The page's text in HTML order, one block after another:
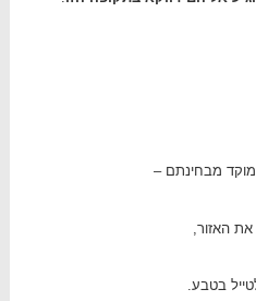
מבחינתם –
האזור,
בטבע.